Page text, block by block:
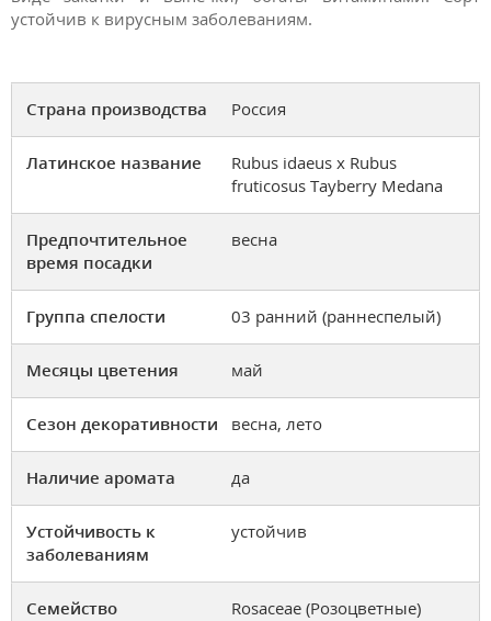
устойчив к вирусным заболеваниям.
Страна производства Россия
Латинское название
Rubus idaeus x Rubus
fruticosus Tayberry Medana
Предпочтительное
время посадки
весна
Группа спелости 03 ранний (раннеспелый)
Месяцы цветения май
Сезон декоративности весна, лето
Наличие аромата да
Устойчивость к
заболеваниям
устойчив
Семейство Rosaceae (Розоцветные)